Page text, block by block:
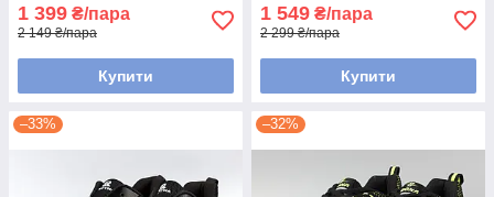
1 399 ₴/пара
2 149 ₴/пара
Купити
1 549 ₴/пара
2 299 ₴/пара
Купити
–33% –32%